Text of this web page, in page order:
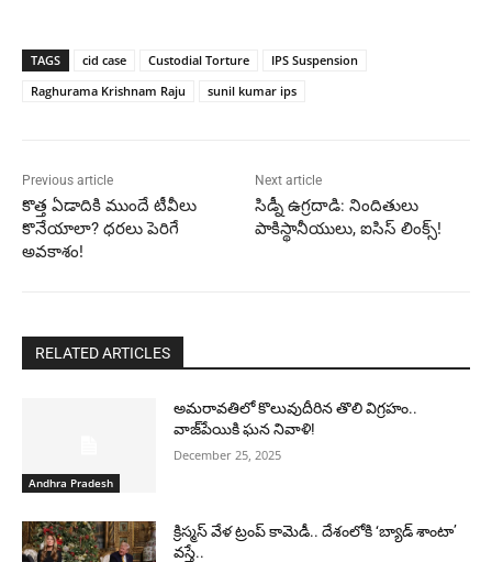
TAGS cid case Custodial Torture
IPS Suspension
Raghurama Krishnam Raju
sunil kumar ips
Previous article
కొత్త ఏడాదికి ముందే టీవీలు
కొనేయాలా? ధరలు పెరిగే
అవకాశం!
Next article
సిడ్నీ ఉగ్రదాడి: నిందితులు
పాకిస్థానీయులు, ఐసిస్ లింక్స్!
RELATED ARTICLES
Andhra Pradesh
అమరావతిలో కొలువుదీరిన తొలి విగ్రహం..
వాజ్‌పేయికి ఘన నివాళి!
December 25, 2025
క్రిస్మస్ వేళ ట్రంప్ కామెడీ.. దేశంలోకి ‘బ్యాడ్ శాంటా’
వస్తే..